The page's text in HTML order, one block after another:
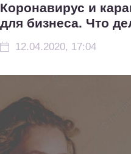
Коронавирус и
для бизнеса. Что
12.04.2020, 17:04